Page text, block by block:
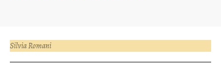
Silvia Romani